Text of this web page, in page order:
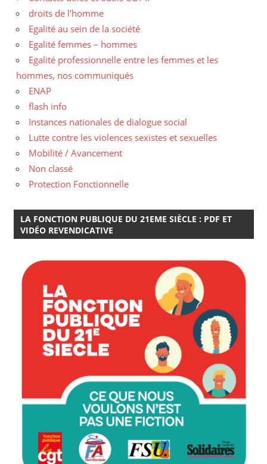
droits de l'homme
Egalité au sein de la société
Egalité femmes – hommes
Egalité professionnelle entre les femmes et les
hommes, nos communiqués
ENAP
flash info
Instances nationales de dialogue social
Lutte contre les violences sexistes et sexuelles
Mobilité / Avancement
Non classé
Protection Fonctionnelle
LA FONCTION PUBLIQUE DU 21EME SIÈCLE : PDF ET
VIDÉO REVENDICATIVE